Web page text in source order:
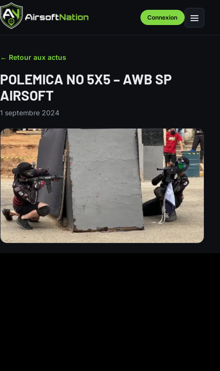
Connexion Menu
← Retour aux actus
POLEMICA NO 5X5 – AWB SP
AIRSOFT
1 septembre 2024